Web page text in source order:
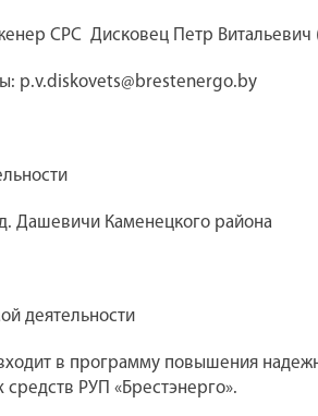
СРС Дисковец Петр Витальевич
p.v.diskovets@brestenergo.by
Дашевичи Каменецкого района
деятельности
в программу повышения
средств РУП «Брестэнерго».